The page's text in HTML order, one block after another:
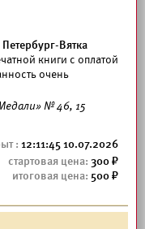
Вятка
книги с оплатой
очень
№ 46, 15
12:11:45 10.07.2026
300
500